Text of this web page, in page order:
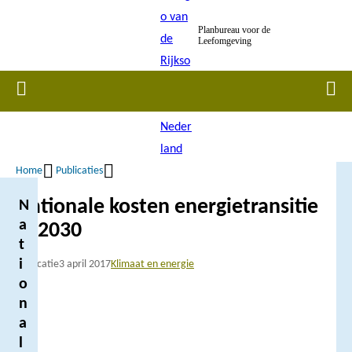
inhoud
Planbureau voor de
Leefomgeving
Home
Kruimelpad
Home Publicaties
Nationale kosten energietransitie
in 2030
Publicatie3 april 2017Klimaat en energie
N
a
t
i
o
n
a
l